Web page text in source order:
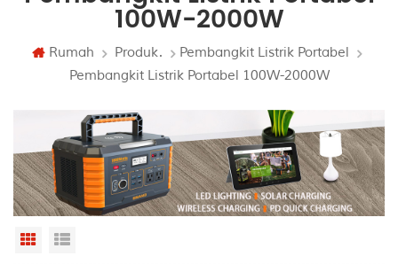
100W-2000W
Rumah Produk.
Pembangkit Listrik Portabel
Pembangkit Listrik Portabel 100W-2000W
Grid View